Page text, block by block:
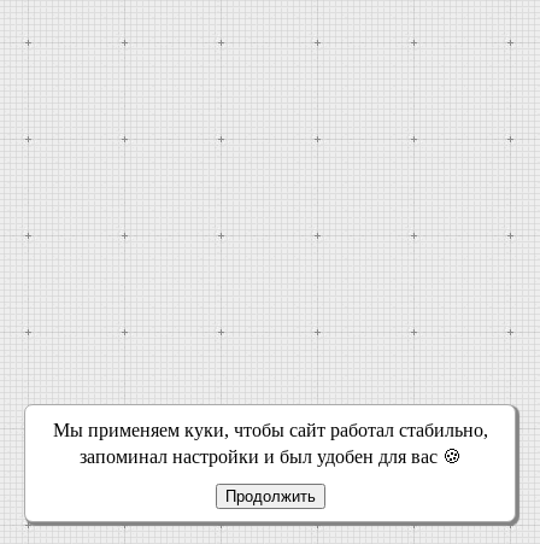
Мы применяем куки, чтобы сайт работал стабильно,
запоминал настройки и был удобен для вас 🍪
Продолжить